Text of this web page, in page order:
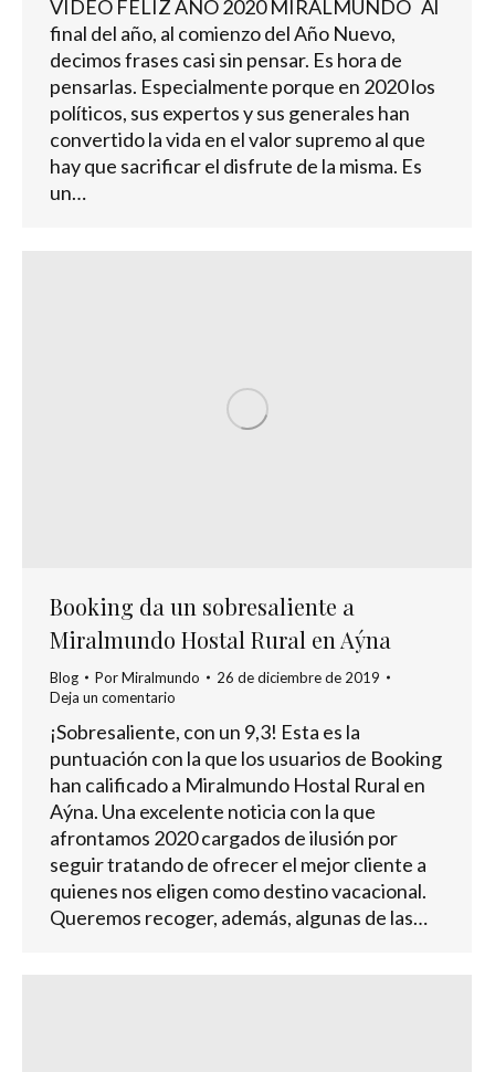
VIDEO FELIZ AÑO 2020 MIRALMUNDO Al
final del año, al comienzo del Año Nuevo,
decimos frases casi sin pensar. Es hora de
pensarlas. Especialmente porque en 2020 los
políticos, sus expertos y sus generales han
convertido la vida en el valor supremo al que
hay que sacrificar el disfrute de la misma. Es
un…
Booking da un sobresaliente a
Miralmundo Hostal Rural en Aýna
Blog PorMiralmundo
26 de diciembre de 2019
Deja un comentario
¡Sobresaliente, con un 9,3! Esta es la
puntuación con la que los usuarios de Booking
han calificado a Miralmundo Hostal Rural en
Aýna. Una excelente noticia con la que
afrontamos 2020 cargados de ilusión por
seguir tratando de ofrecer el mejor cliente a
quienes nos eligen como destino vacacional.
Queremos recoger, además, algunas de las…